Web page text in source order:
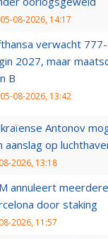
05-08-2026, 14:17
verwacht
2027, maar
B
05-08-2026, 13:42
Antonov
aanslag op
2026, 13:18
annuleert
door staking
2026, 11:57